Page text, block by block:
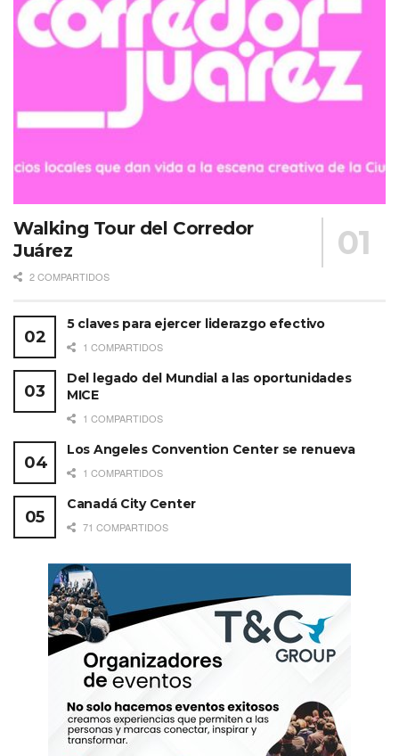
Walking Tour del Corredor
Juárez
2 COMPARTIDOS
5 claves para ejercer liderazgo efectivo
1 COMPARTIDOS
Del legado del Mundial a las oportunidades
MICE
1 COMPARTIDOS
Los Angeles Convention Center se renueva
1 COMPARTIDOS
Canadá City Center
71 COMPARTIDOS